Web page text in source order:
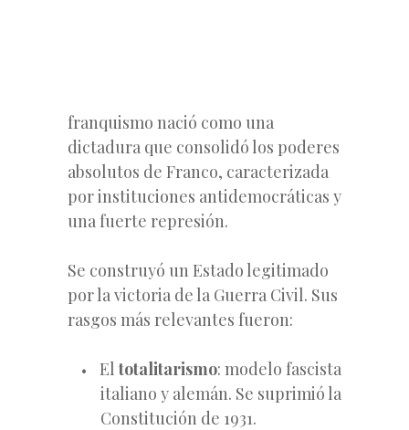
franquismo nació como una
dictadura que consolidó los poderes
absolutos de Franco, caracterizada
por instituciones antidemocráticas y
una fuerte represión.
Se construyó un Estado legitimado
por la victoria de la Guerra Civil. Sus
rasgos más relevantes fueron:
Eltotalitarismo: modelo fascista
italiano y alemán. Se suprimió la
Constitución de 1931.